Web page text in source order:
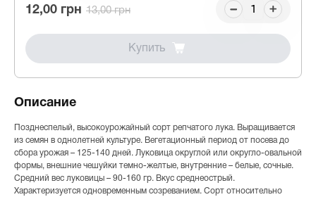
12,00 грн 13,00 грн
Купить
Описание
Позднеспелый, высокоурожайный сорт репчатого лука. Выращивается
из семян в однолетней культуре. Вегетационный период от посева до
сбора урожая – 125-140 дней. Луковица округлой или округло-овальной
формы, внешние чешуйки темно-желтые, внутренние – белые, сочные.
Средний вес луковицы – 90-160 гр. Вкус среднеострый.
Характеризуется одновременным созреванием. Сорт относительно